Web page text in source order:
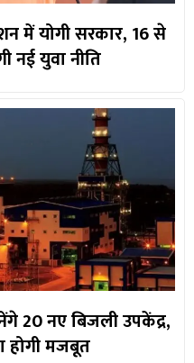
में योगी सरकार, 16 से
नई युवा नीति
20 नए बिजली उपकेंद्र,
होगी मजबूत